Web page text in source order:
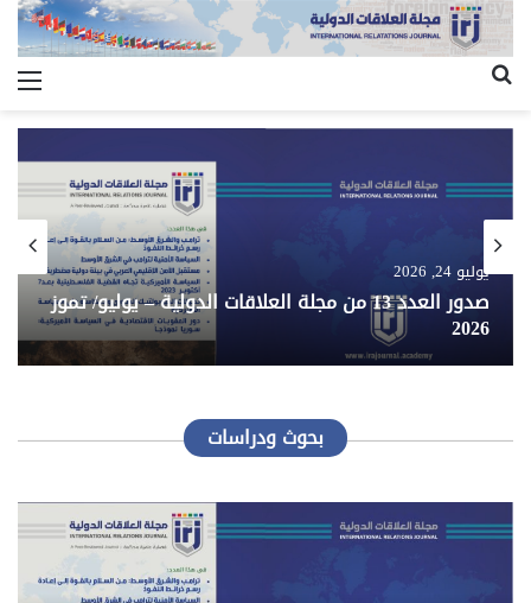
يوليو 24, 2026
صدور العدد 13 من مجلة العلاقات الدولية – يوليو/ تموز
2026
بحوث ودراسات